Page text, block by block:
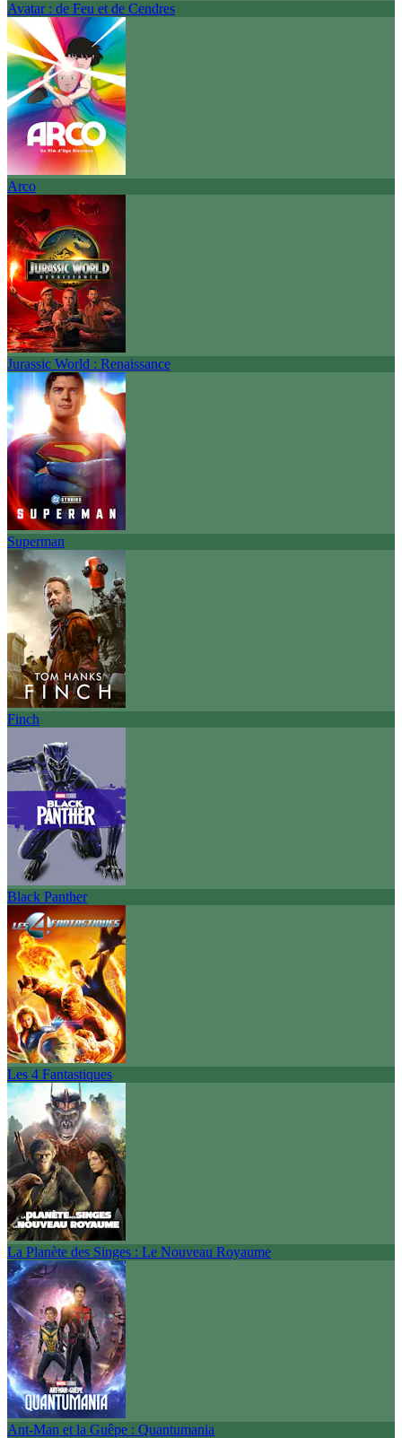
Avatar : de Feu et de Cendres
Arco
Jurassic World : Renaissance
Superman
Finch
Black Panther
Les 4 Fantastiques
La Planète des Singes : Le Nouveau Royaume
Ant-Man et la Guêpe : Quantumania